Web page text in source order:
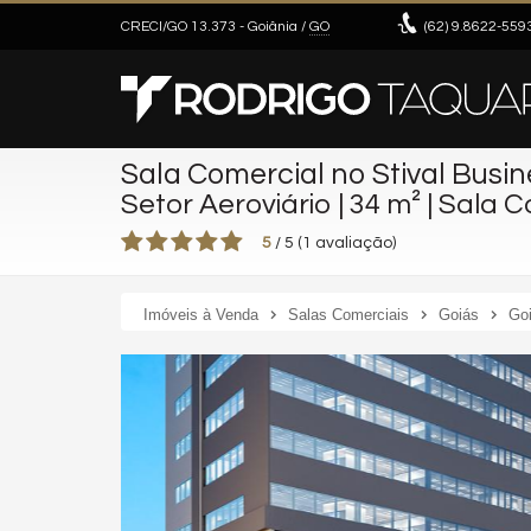
CRECI/GO 13.373 - Goiânia / GO (62) 9.8622-
Sala Comercial no Stival
Setor Aeroviário | 34 m² | Sala
5 / 5 ( 1 avaliação)
Imóveis à Venda Salas Comerciais Goiás